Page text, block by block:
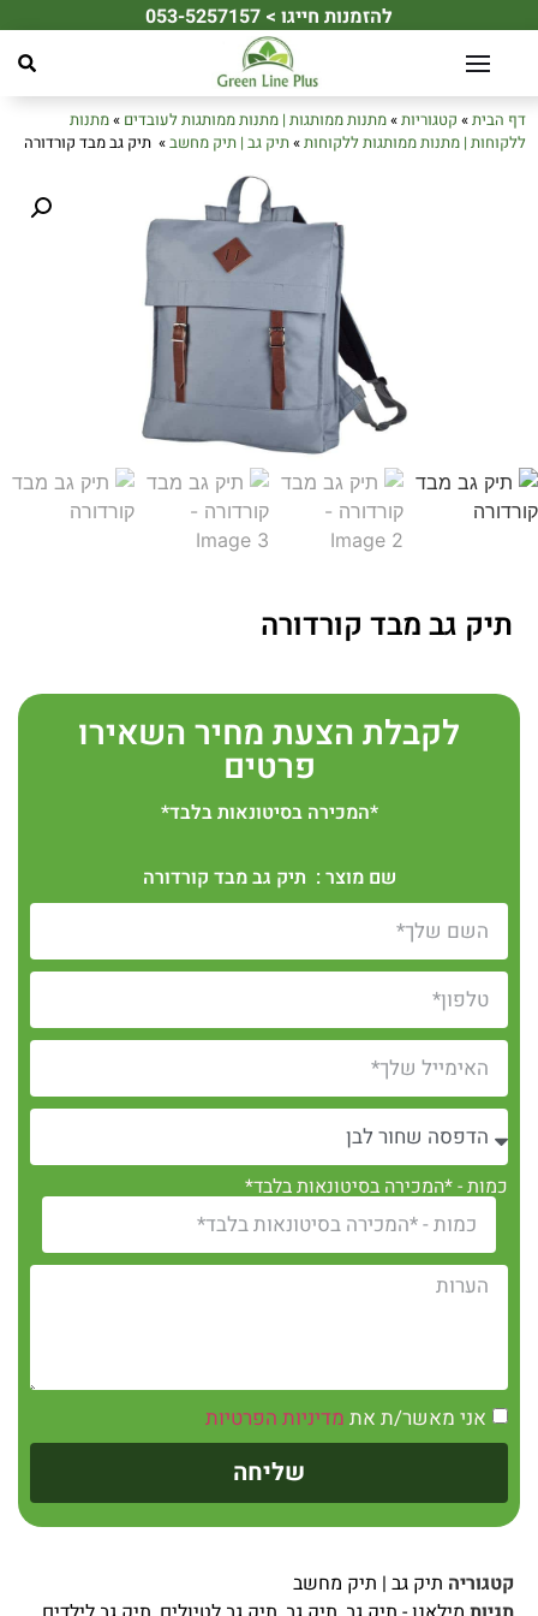
להזמנות חייגו > 053-5257157
דף הבית» קטגוריות»מתנות ממותגות | מתנות ממותגות לעובדים »מתנות
ללקוחות | מתנות ממותגות ללקוחות»תיק גב | תיק מחשב» תיק גב מבד קורדורה
תיק גב מבד קורדורה
לקבלת הצעת מחיר השאירו
פרטים
*המכירה בסיטונאות בלבד*
שם מוצר : תיק גב מבד קורדורה
כמות - *המכירה בסיטונאות בלבד*
אני מאשר/ת את מדיניות הפרטיות
שליחה
קטגוריה תיק גב | תיק מחשב